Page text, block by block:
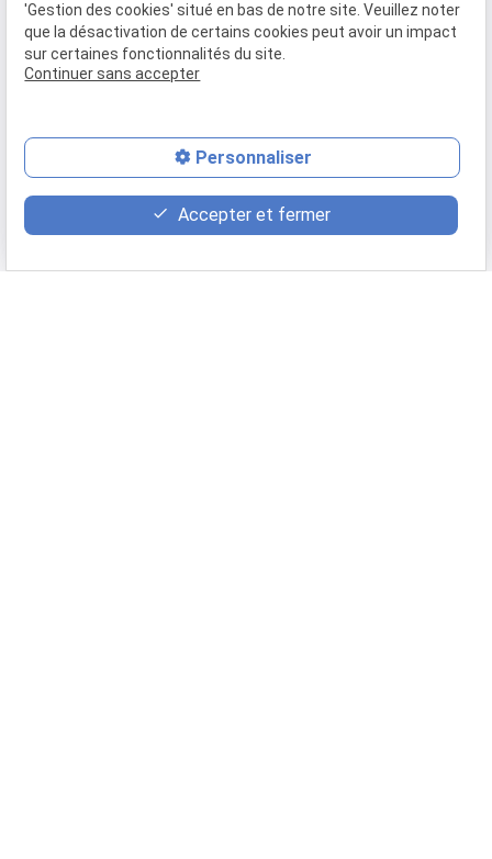
mail
elle fait suite à des pourparlers longs, complexes et très
avancés ou encore si l'auteur de la rupture n'a pas de motifs
sérieux et a fait preuve de mauvaise foi. Les frais engagés
lors des négociations peuvent donner lieu à des
Avocat en droit des contrats à Pontoise
Ledroit des contratsregroupe à la fois le droit des
obligations que nous avons évoqué, mais aussi le droit de la
contractuelle. Maître Ferreira Batista vous accompagne
'Gestion des cookies' situé en bas de notre site. Veuillez noter
que la désactivation de certains cookies peut avoir un impact
sur certaines fonctionnalités du site.
Continuer sans accepter
Personnaliser
Accepter et fermer